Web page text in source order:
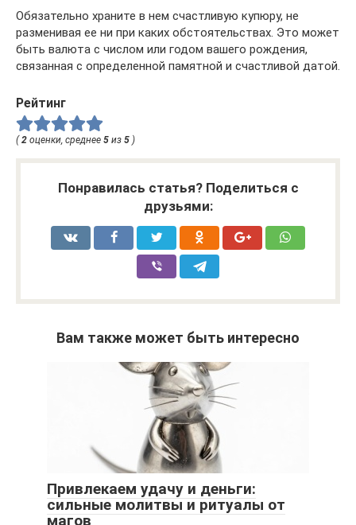
Обязательно храните в нем счастливую купюру, не
разменивая ее ни при каких обстоятельствах. Это может
быть валюта с числом или годом вашего рождения,
связанная с определенной памятной и счастливой датой.
Рейтинг
( 2 оценки, среднее 5 из 5 )
Понравилась статья? Поделиться с
друзьями:
Вам также может быть интересно
Привлекаем удачу и деньги:
сильные молитвы и ритуалы от
магов